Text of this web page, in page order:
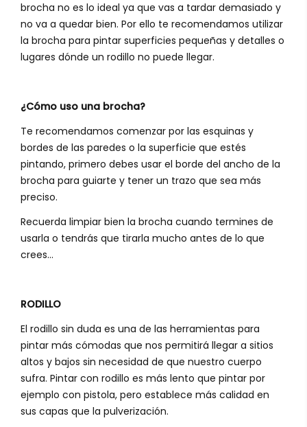
brocha no es lo ideal ya que vas a tardar demasiado y
no va a quedar bien. Por ello te recomendamos utilizar
la brocha para pintar superficies pequeñas y detalles o
lugares dónde un rodillo no puede llegar.
¿Cómo uso una brocha?
Te recomendamos comenzar por las esquinas y
bordes de las paredes o la superficie que estés
pintando, primero debes usar el borde del ancho de la
brocha para guiarte y tener un trazo que sea más
preciso.
Recuerda limpiar bien la brocha cuando termines de
usarla o tendrás que tirarla mucho antes de lo que
crees...
RODILLO
El rodillo sin duda es una de las herramientas para
pintar más cómodas que nos permitirá llegar a sitios
altos y bajos sin necesidad de que nuestro cuerpo
sufra. Pintar con rodillo es más lento que pintar por
ejemplo con pistola, pero establece más calidad en
sus capas que la pulverización.